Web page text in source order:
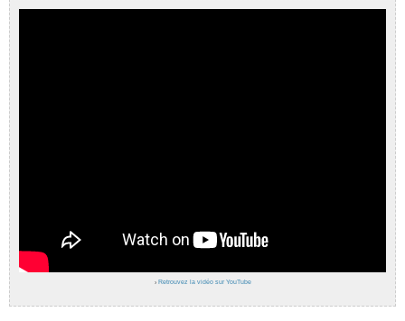
› Retrouvez la vidéo sur YouTube